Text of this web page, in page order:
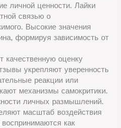
личной ценности. Лайки
связью о
Высокие значения
формируя зависимость от
качественную оценку
укрепляют уверенность
реакции или
механизмы самокритики.
личных размышлений.
масштаб воздействия
как